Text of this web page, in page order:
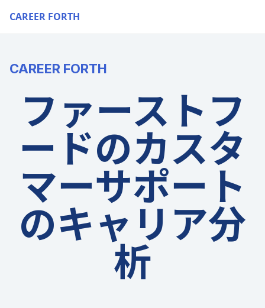
CAREER FORTH
CAREER FORTH
ファーストフ
ードのカスタ
マーサポート
のキャリア分
析